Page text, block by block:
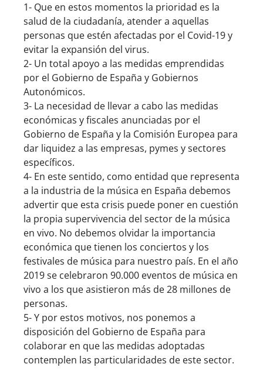
1- Que en estos momentos la prioridad es la
salud de la ciudadanía, atender a aquellas
personas que estén afectadas por el Covid-19 y
evitar la expansión del virus.
2- Un total apoyo a las medidas emprendidas
por el Gobierno de España y Gobiernos
Autonómicos.
3- La necesidad de llevar a cabo las medidas
económicas y fiscales anunciadas por el
Gobierno de España y la Comisión Europea para
dar liquidez a las empresas, pymes y sectores
específicos.
4- En este sentido, como entidad que representa
a la industria de la música en España debemos
advertir que esta crisis puede poner en cuestión
la propia supervivencia del sector de la música
en vivo. No debemos olvidar la importancia
económica que tienen los conciertos y los
festivales de música para nuestro país. En el año
2019 se celebraron 90.000 eventos de música en
vivo a los que asistieron más de 28 millones de
personas.
5- Y por estos motivos, nos ponemos a
disposición del Gobierno de España para
colaborar en que las medidas adoptadas
contemplen las particularidades de este sector.